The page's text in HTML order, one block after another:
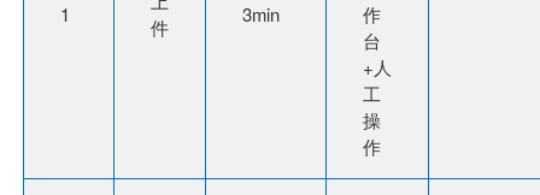
1
件
3min
作
台
+人
工
操
作